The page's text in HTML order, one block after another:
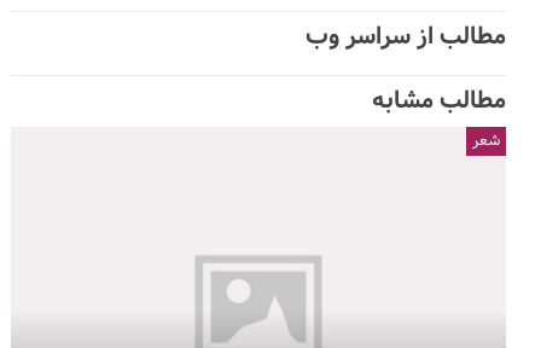
مطالب از سراسر وب
مطالب مشابه
شعر